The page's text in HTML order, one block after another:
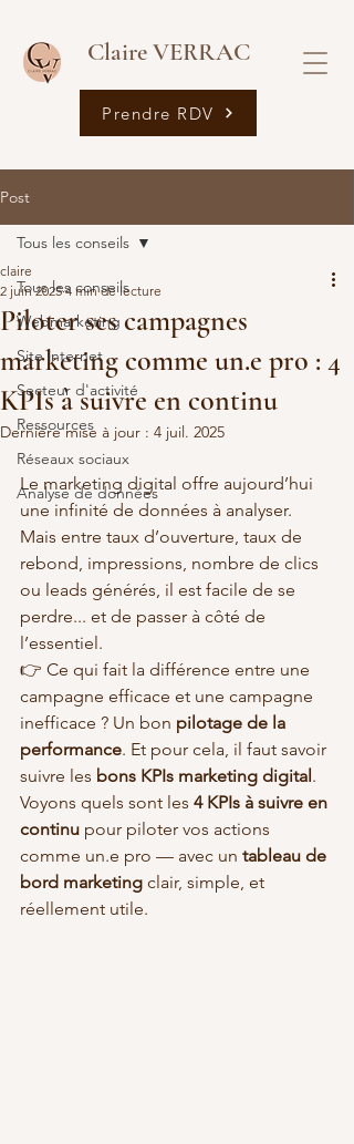
Claire VERRAC
Prendre RDV
Post
Tous les conseils
Webmarketing
Site internet
Secteur d'activité
Ressources
Réseaux sociaux
Analyse de données
Tous les conseils
Piloter ses campagnes
marketing comme un.e pro : 4
KPIs à suivre en continu
claire
2 juin 2025 4 min de lecture
Dernière mise à jour : 4 juil. 2025
Le marketing digital offre aujourd’hui
une infinité de données à analyser.
Mais entre taux d’ouverture, taux de
rebond, impressions, nombre de clics
ou leads générés, il est facile de se
perdre... et de passer à côté de
l’essentiel.
👉 Ce qui fait la différence entre une
campagne efficace et une campagne
inefficace ? Un bon pilotage de la
performance. Et pour cela, il faut savoir
suivre les bons KPIs marketing digital.
Voyons quels sont les 4 KPIs à suivre en
continu pour piloter vos actions
comme un.e pro — avec un tableau de
bord marketing clair, simple, et
réellement utile.